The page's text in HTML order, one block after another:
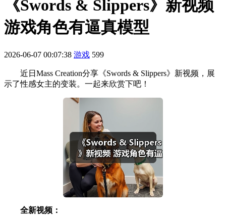
《Swords & Slippers》新视频
游戏角色有逼真模型
2026-06-07 00:07:38 游戏 599
近日Mass Creation分享《Swords & Slippers》新视频，展
示了性感女主的变装。一起来欣赏下吧！
全新视频：